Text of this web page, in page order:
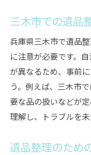
三木市での遺品
兵庫県三木市で遺品
に注意が必要です。
が異なるため、事前
う。例えば、三木市
要な品の扱いなどが
理解し、トラブルを
遺品整理のため